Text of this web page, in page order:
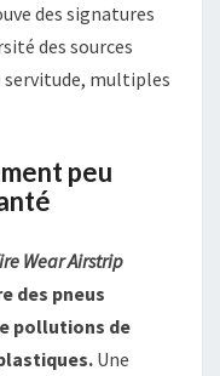
des signatures
des sources
servitude, multiples
peu
Wear Airstrip
des pneus
pollutions de
Une